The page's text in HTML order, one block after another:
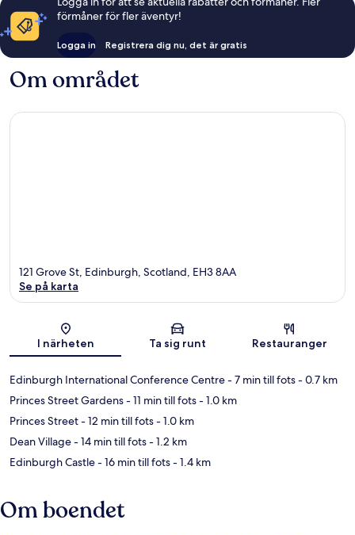
förmåner för fler äventyr!
Logga in Registrera dig nu, det är gratis
Om området
Karta
121 Grove St, Edinburgh, Scotland, EH3 8AA
Se på karta
I närheten Ta sig runt Restauranger
Edinburgh International Conference Centre- 7 min till fots- 0.7 km
Princes Street Gardens- 11 min till fots- 1.0 km
Princes Street- 12 min till fots- 1.0 km
Dean Village- 14 min till fots- 1.2 km
Edinburgh Castle- 16 min till fots- 1.4 km
Om boendet